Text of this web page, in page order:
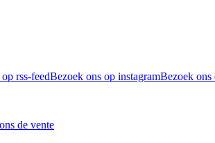
rss-feedBezoek ons op instagramBezoek ons
de vente